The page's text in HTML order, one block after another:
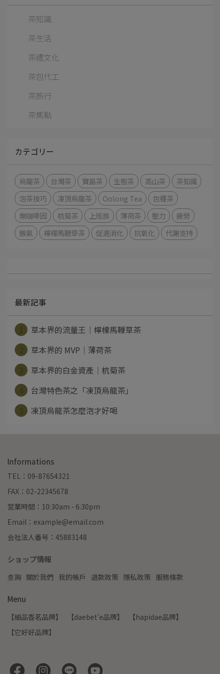
茶知識
茶生活
茶禮文化
茶包代工
茶旅行
茶焦點
カテゴリー
烏龍茶 台灣茶 寶島茶 生態茶 高山茶
茶知識
泡茶技巧
凍頂烏龍茶 Oolong Tea
包種茶
無咖啡因
杭菊茶 上班族 薄荷茶 壓力
疲勞
脹氣
檸檬馬鞭草茶 促進消化 抗氧化 代謝支持
最新記事
草本界的流量王｜檸檬馬鞭草茶
草本界的 MVP｜薄荷茶
草本界的白金資產｜杭菊茶
台灣特色茶之「凍頂烏龍茶」
凍頂烏龍茶怎麼泡才好喝
Informations
TEL：09-87654321
FAX：02-22345678
営業時間：10:30am - 6:30pm
Email：example@email.com
会社法人番号：45883148
ショップ情報
查詢 關於我們 我的帳戶 退款政策 隱私政策 服務條款
Menu
【細品香茗品牌】 【daebet'e品牌】
【hapidae品牌】
【它好好品牌】